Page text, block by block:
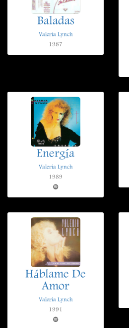
Baladas
Valeria Lynch
1987
Energía
Valeria Lynch
1989
Háblame De
Amor
Valeria Lynch
1991